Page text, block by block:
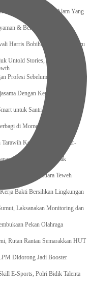
Penanganan Bencana Alam Yang
& Bersih di Kunjungi
Harris Bobihoe : Tonggak Baru
Untold Stories, Irene Umar :
Profesi Sebelum Lebaran
Dengan Kemenbud
untuk Santri Produktif
di Momen Ramadan
Tarawih Keliling di Masjid Ar-
Gunungsitoli Kompak
Binaan Lapas Muara Teweh
Bakti Bersihkan Lingkungan
Laksanakan Monitoring dan
Pekan Olahraga
Rutan Rantau Semarakkan HUT
Didorong Jadi Booster
E-Sports, Polri Bidik Talenta